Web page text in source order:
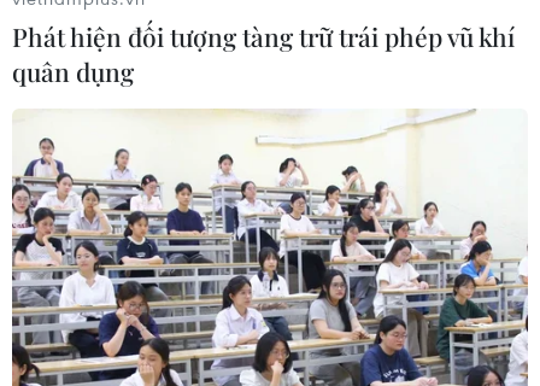
Triệt phá đường dây vận chuyển heroin
xuyên quốc gia bằng đường thủy
Phát hiện đối tượng tàng trữ trái phép vũ khí
quân dụng